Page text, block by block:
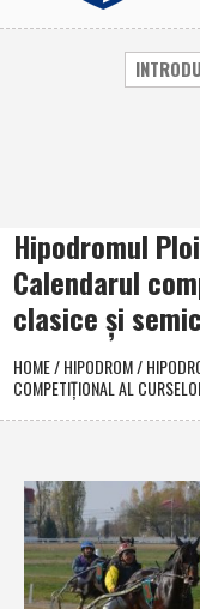
Hipodromul
Calendarul
clasice şi
HOME/HIPODROM/
COMPETIŢIONAL AL